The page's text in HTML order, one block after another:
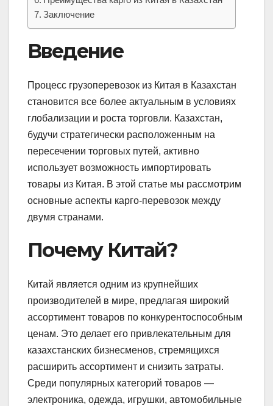
Заключение
Введение
Процесс грузоперевозок из Китая в Казахстан
становится все более актуальным в условиях
глобализации и роста торговли. Казахстан,
будучи стратегически расположенным на
пересечении торговых путей, активно
использует возможность импортировать
товары из Китая. В этой статье мы рассмотрим
основные аспекты карго-перевозок между
двумя странами.
Почему Китай?
Китай является одним из крупнейших
производителей в мире, предлагая широкий
ассортимент товаров по конкурентоспособным
ценам. Это делает его привлекательным для
казахстанских бизнесменов, стремящихся
расширить ассортимент и снизить затраты.
Среди популярных категорий товаров —
электроника, одежда, игрушки, автомобильные